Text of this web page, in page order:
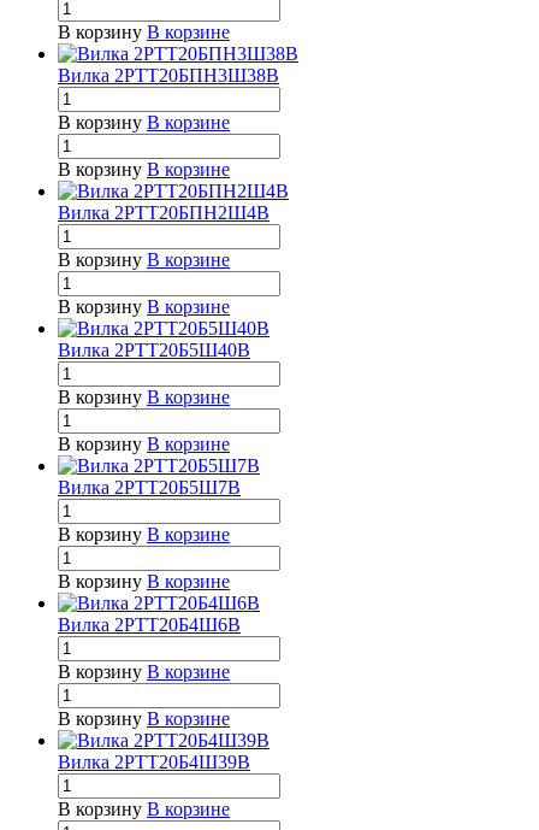
В корзину В корзине
Вилка 2РТТ20БПН3Ш38В
В корзину В корзине
В корзину В корзине
Вилка 2РТТ20БПН2Ш4В
В корзину В корзине
В корзину В корзине
Вилка 2РТТ20Б5Ш40В
В корзину В корзине
В корзину В корзине
Вилка 2РТТ20Б5Ш7В
В корзину В корзине
В корзину В корзине
Вилка 2РТТ20Б4Ш6В
В корзину В корзине
В корзину В корзине
Вилка 2РТТ20Б4Ш39В
В корзину В корзине